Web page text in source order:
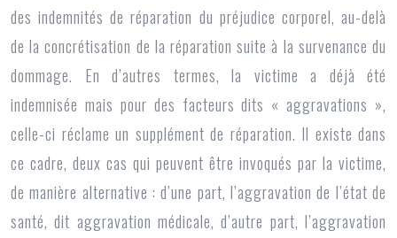
des indemnités de réparation du préjudice corporel, au-delà
de la concrétisation de la réparation suite à la survenance du
dommage. En d’autres termes, la victime a déjà été
indemnisée mais pour des facteurs dits « aggravations »,
celle-ci réclame un supplément de réparation. Il existe dans
ce cadre, deux cas qui peuvent être invoqués par la victime,
de manière alternative : d’une part, l’aggravation de l’état de
santé, dit aggravation médicale, d’autre part, l’aggravation